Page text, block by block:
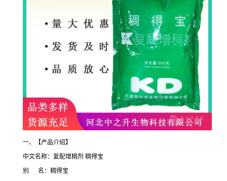
一、【产品介绍】
中文名称：复配增稠剂 稠得宝
别 名：稠得宝